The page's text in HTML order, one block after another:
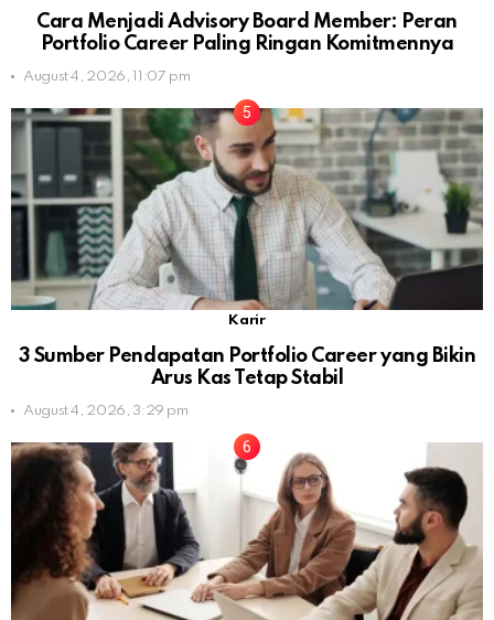
Cara Menjadi Advisory Board Member: Peran
Portfolio Career Paling Ringan Komitmennya
August 4, 2026, 11:07 pm
Karir
3 Sumber Pendapatan Portfolio Career yang Bikin
Arus Kas Tetap Stabil
August 4, 2026, 3:29 pm